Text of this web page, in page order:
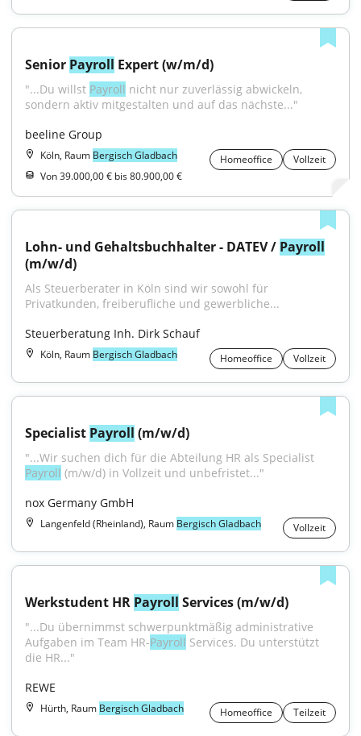
Senior Payroll Expert (w/m/d)
"...Du willst Payroll nicht nur zuverlässig abwickeln,
sondern aktiv mitgestalten und auf das nächste..."
beeline Group
Köln, Raum Bergisch Gladbach Homeoffice
Vollzeit
Von 39.000,00 € bis 80.900,00 €
Lohn- und Gehaltsbuchhalter - DATEV / Payroll
(m/w/d)
Als Steuerberater in Köln sind wir sowohl für
Privatkunden, freiberufliche und gewerbliche...
Steuerberatung Inh. Dirk Schauf
Köln, Raum Bergisch Gladbach Homeoffice Vollzeit
Specialist Payroll (m/w/d)
Payroll (m/w/d) in Vollzeit und unbefristet..."
nox Germany GmbH
Langenfeld (Rheinland), Raum Bergisch Gladbach Vollzeit
Werkstudent HR Payroll Services (m/w/d)
"...Du übernimmst schwerpunktmäßig administrative
Aufgaben im Team HR-Payroll Services. Du unterstützt
die HR..."
REWE
Hürth, Raum Bergisch Gladbach Homeoffice Teilzeit